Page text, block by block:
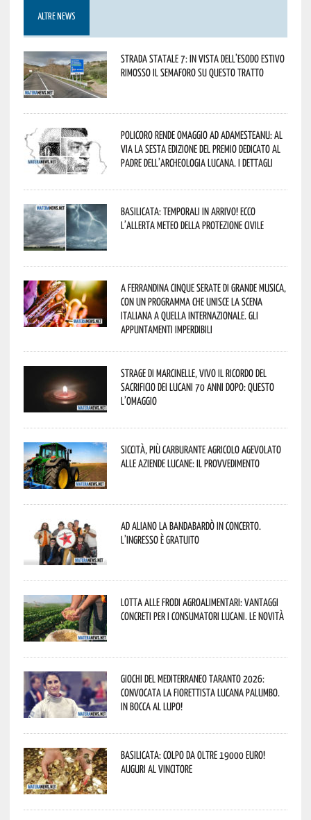
ALTRE NEWS
Strada statale 7: in vista dell’esodo estivo
rimosso il semaforo su questo tratto
Policoro rende omaggio ad Adamesteanu: al
via la sesta edizione del Premio dedicato al
padre dell’archeologia lucana. I dettagli
Basilicata: temporali in arrivo! Ecco
l’allerta meteo della Protezione civile
A Ferrandina cinque serate di grande musica,
con un programma che unisce la scena
italiana a quella internazionale. Gli
appuntamenti imperdibili
Strage di Marcinelle, vivo il ricordo del
sacrificio dei lucani 70 anni dopo: questo
l’omaggio
Siccità, più carburante agricolo agevolato
alle aziende lucane: il provvedimento
Ad Aliano la Bandabardò in concerto.
L’ingresso è gratuito
Lotta alle frodi agroalimentari: vantaggi
concreti per i consumatori lucani. Le novità
Giochi del Mediterraneo Taranto 2026:
convocata la fiorettista lucana Palumbo.
In bocca al lupo!
Basilicata: colpo da oltre 19000 Euro!
Auguri al vincitore